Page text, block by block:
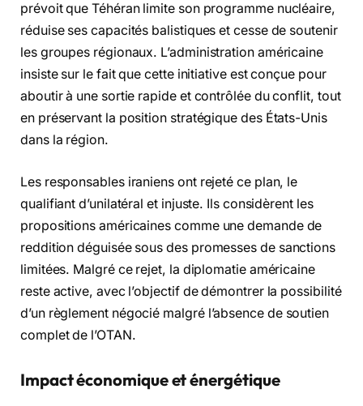
prévoit que Téhéran limite son programme nucléaire,
réduise ses capacités balistiques et cesse de soutenir
les groupes régionaux. L’administration américaine
insiste sur le fait que cette initiative est conçue pour
aboutir à une sortie rapide et contrôlée du conflit, tout
en préservant la position stratégique des États-Unis
dans la région.
Les responsables iraniens ont rejeté ce plan, le
qualifiant d’unilatéral et injuste. Ils considèrent les
propositions américaines comme une demande de
reddition déguisée sous des promesses de sanctions
limitées. Malgré ce rejet, la diplomatie américaine
reste active, avec l’objectif de démontrer la possibilité
d’un règlement négocié malgré l’absence de soutien
complet de l’OTAN.
Impact économique et énergétique